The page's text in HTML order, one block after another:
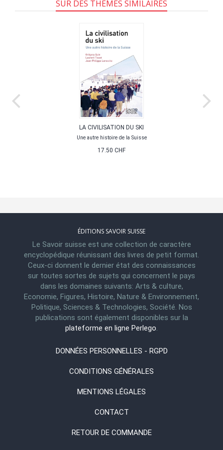
SUR DES THÈMES SIMILAIRES
LA CIVILISATION DU SKI
Une autre histoire de la Suisse
17.50 CHF
ÉDITIONS SAVOIR SUISSE
Le Savoir suisse est une collection de caractère
encyclopédique réunissant des livres de petit format.
Ceux-ci donnent le dernier état des connaissances
sur toutes sortes de sujets qui concernent le pays
dans les domaines suivants: Arts & culture,
Economie, Figures, Histoire, Nature & Environnement,
Politique, Sciences & Technologies, Société. Nos
publications sont également disponibles sur la
plateforme en ligne Perlego.
DONNÉES PERSONNELLES - RGPD
CONDITIONS GÉNÉRALES
MENTIONS LÉGALES
CONTACT
RETOUR DE COMMANDE